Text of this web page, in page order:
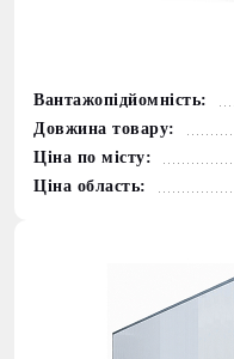
Вантажопідйомність:
Довжина товару:
Ціна по місту:
Ціна область: